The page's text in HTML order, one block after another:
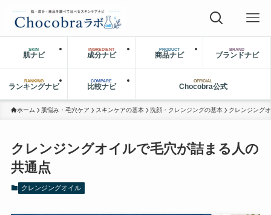
SKIN
肌ナビ
INGREDIENT
成分ナビ
PRODUCT
商品ナビ
BRAND
ブランドナビ
RANKING
ランキングナビ
COMPARE
比較ナビ
OFFICIAL
Chocobra公式
ホーム 肌悩み・毛穴ケア スキンケアの基本 洗顔・クレンジングの基本 クレンジング
クレンジングオイルで毛穴が詰まる人の
共通点
クレンジングオイル